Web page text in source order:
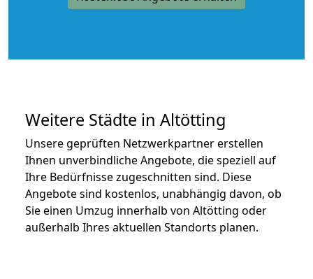
Weitere Städte in Altötting
Unsere geprüften Netzwerkpartner erstellen
Ihnen unverbindliche Angebote, die speziell auf
Ihre Bedürfnisse zugeschnitten sind. Diese
Angebote sind kostenlos, unabhängig davon, ob
Sie einen Umzug innerhalb von Altötting oder
außerhalb Ihres aktuellen Standorts planen.